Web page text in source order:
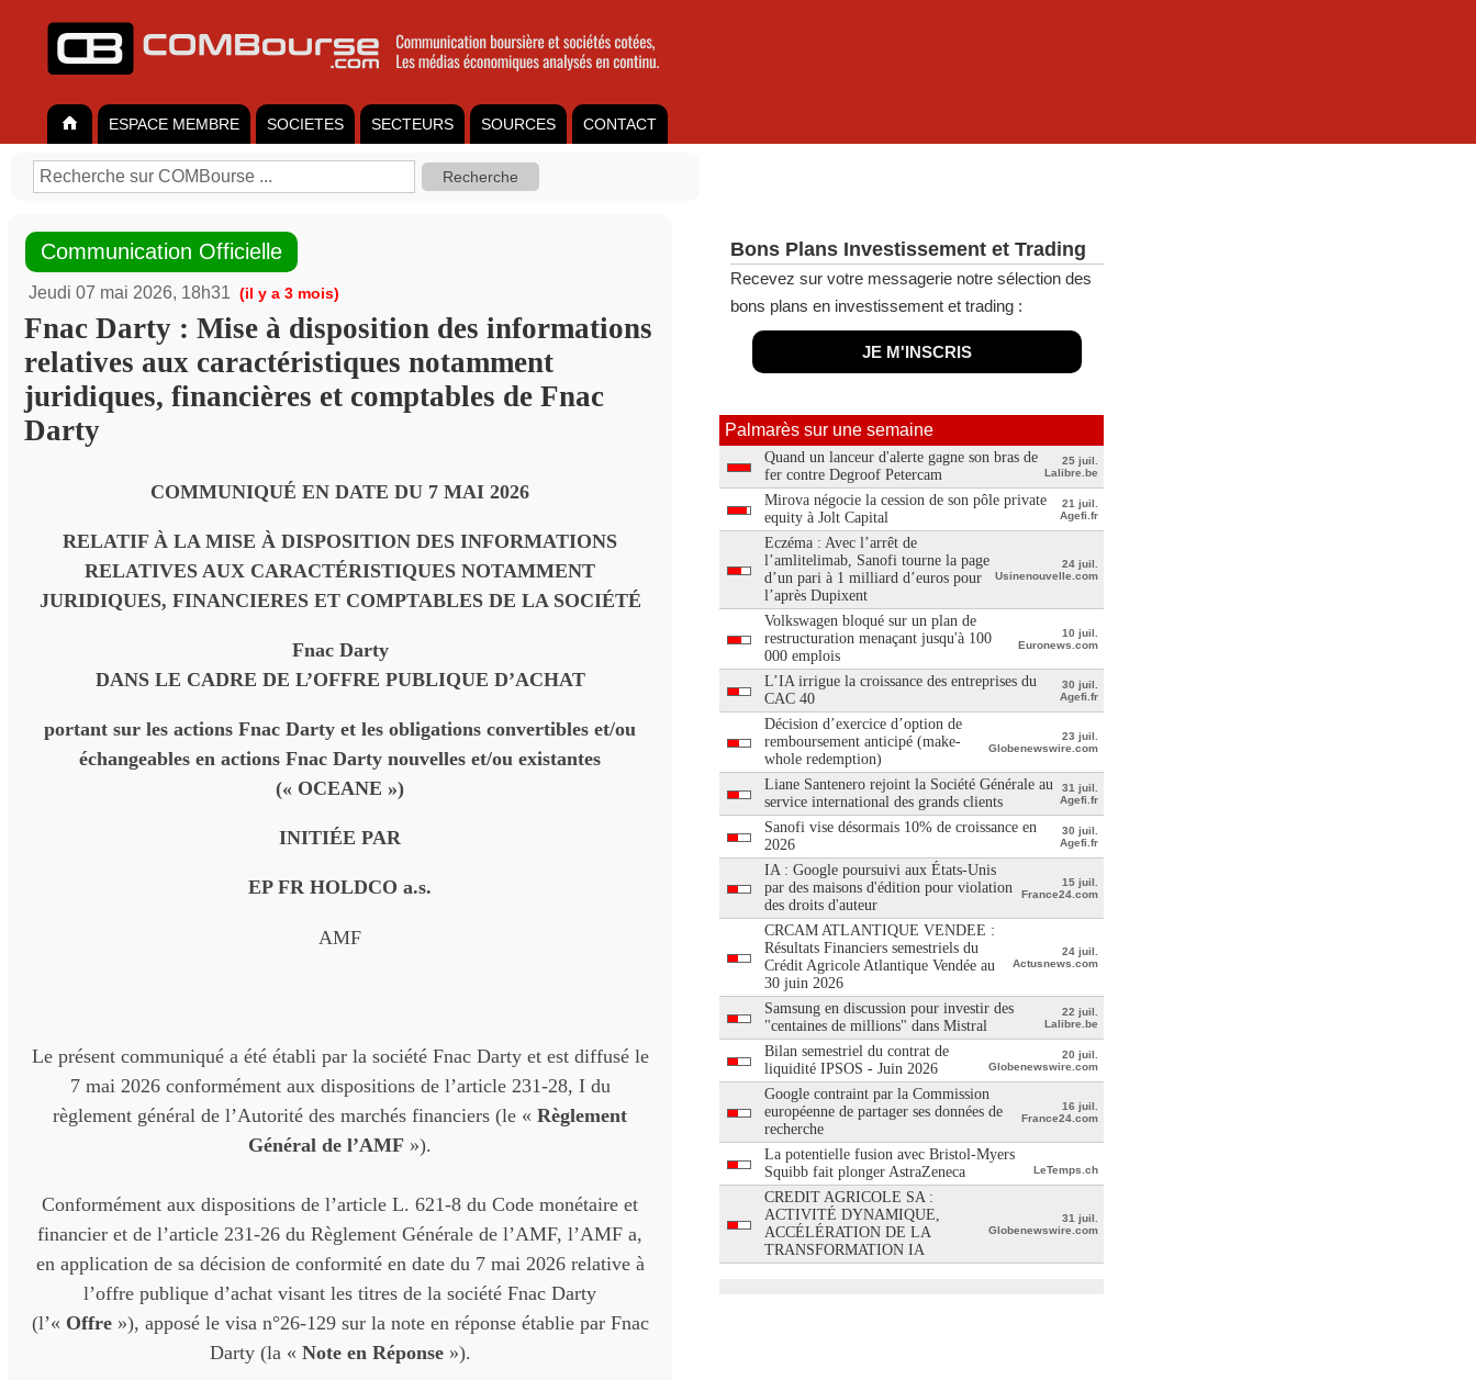
ESPACE MEMBRE SOCIETES SECTEURS SOURCES CONTACT
Communication Officielle
Jeudi 07 mai 2026, 18h31 (il y a 3 mois)
Fnac Darty : Mise à disposition des informations
relatives aux caractéristiques notamment
juridiques, financières et comptables de Fnac
Darty
COMMUNIQUÉ EN DATE DU 7 MAI 2026
RELATIF À LA MISE À DISPOSITION DES INFORMATIONS
RELATIVES AUX CARACTÉRISTIQUES NOTAMMENT
JURIDIQUES, FINANCIERES ET COMPTABLES DE LA SOCIÉTÉ
Fnac Darty
DANS LE CADRE DE L’OFFRE PUBLIQUE D’ACHAT
portant sur les actions Fnac Darty et les obligations convertibles et/ou
échangeables en actions Fnac Darty nouvelles et/ou existantes
(« OCEANE »)
INITIÉE PAR
EP FR HOLDCO a.s.
AMF
Le présent communiqué a été établi par la société Fnac Darty et est diffusé le
7 mai 2026 conformément aux dispositions de l’article 231-28, I du
règlement général de l’Autorité des marchés financiers (le « Règlement
Général de l’AMF »).
Conformément aux dispositions de l’article L. 621-8 du Code monétaire et
financier et de l’article 231-26 du Règlement Générale de l’AMF, l’AMF a,
en application de sa décision de conformité en date du 7 mai 2026 relative à
l’offre publique d’achat visant les titres de la société Fnac Darty
(l’« Offre»), apposé le visa n°26-129 sur la note en réponse établie par Fnac
Darty (la « Note en Réponse »).
Bons Plans Investissement et Trading
Recevez sur votre messagerie notre sélection des
bons plans en investissement et trading :
JE M'INSCRIS
Palmarès sur une semaine
Quand un lanceur d'alerte gagne son bras de
fer contre Degroof Petercam
25 juil.
Lalibre.be
Mirova négocie la cession de son pôle private
equity à Jolt Capital
21 juil.
Agefi.fr
Eczéma : Avec l’arrêt de
l’amlitelimab, Sanofi tourne la page
d’un pari à 1 milliard d’euros pour
l’après Dupixent
24 juil.
Usinenouvelle.com
Volkswagen bloqué sur un plan de
restructuration menaçant jusqu'à 100
000 emplois
10 juil.
Euronews.com
L’IA irrigue la croissance des entreprises du
CAC 40
30 juil.
Agefi.fr
Décision d’exercice d’option de
remboursement anticipé (make-
whole redemption)
23 juil.
Globenewswire.com
Liane Santenero rejoint la Société Générale au
service international des grands clients
31 juil.
Agefi.fr
Sanofi vise désormais 10% de croissance en
2026
30 juil.
Agefi.fr
IA : Google poursuivi aux États-Unis
par des maisons d'édition pour violation
des droits d'auteur
15 juil.
France24.com
CRCAM ATLANTIQUE VENDEE :
Résultats Financiers semestriels du
Crédit Agricole Atlantique Vendée au
30 juin 2026
24 juil.
Actusnews.com
Samsung en discussion pour investir des
"centaines de millions" dans Mistral
22 juil.
Lalibre.be
Bilan semestriel du contrat de
liquidité IPSOS - Juin 2026
20 juil.
Globenewswire.com
Google contraint par la Commission
européenne de partager ses données de
recherche
16 juil.
France24.com
La potentielle fusion avec Bristol-Myers
Squibb fait plonger AstraZeneca
LeTemps.ch
CREDIT AGRICOLE SA :
ACTIVITÉ DYNAMIQUE,
ACCÉLÉRATION DE LA
TRANSFORMATION IA
31 juil.
Globenewswire.com